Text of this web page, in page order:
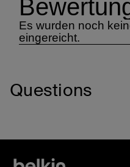
Questions